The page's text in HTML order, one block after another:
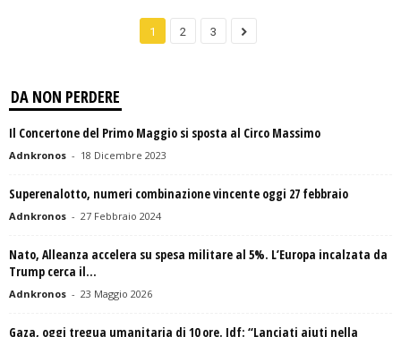
1 2 3
DA NON PERDERE
Il Concertone del Primo Maggio si sposta al Circo Massimo
Adnkronos - 18 Dicembre 2023
Superenalotto, numeri combinazione vincente oggi 27 febbraio
Adnkronos - 27 Febbraio 2024
Nato, Alleanza accelera su spesa militare al 5%. L’Europa incalzata da
Trump cerca il...
Adnkronos - 23 Maggio 2026
Gaza, oggi tregua umanitaria di 10 ore. Idf: “Lanciati aiuti nella